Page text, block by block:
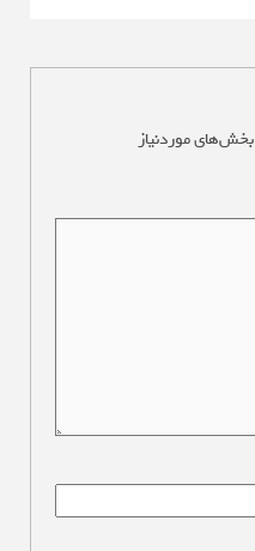
بخش‌های موردنیاز